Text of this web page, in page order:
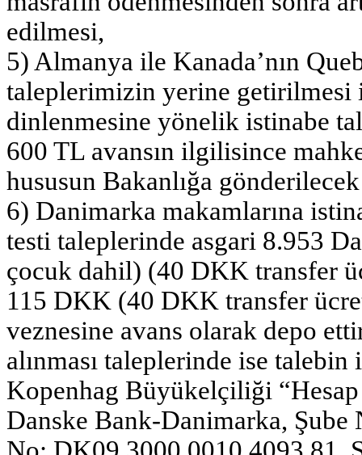
edilmesi,
5) Almanya ile Kanada’nın
taleplerimizin yerine getirilmesi
dinlenmesine yönelik istinabe
600 TL avansın ilgilisince
hususun Bakanlığa
6) Danimarka makamlarına
testi taleplerinde asgari 8.953
çocuk dahil) (40 DKK transfer
115 DKK (40 DKK transfer
veznesine avans olarak depo
alınması taleplerinde ise
Kopenhag Büyükelçiliği
Danske Bank-Danimarka,